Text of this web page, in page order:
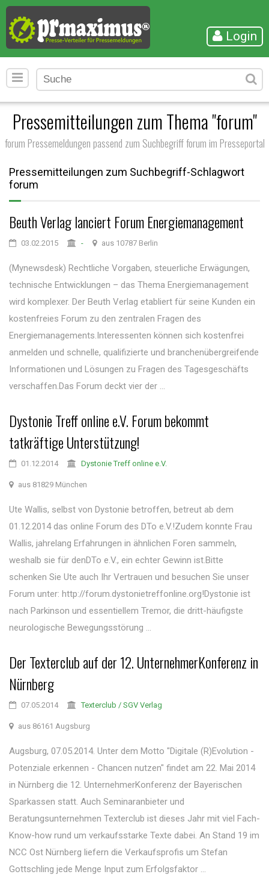
Login
Pressemitteilungen zum Thema "forum"
forum Pressemeldungen passend zum Suchbegriff forum im Presseportal
Pressemitteilungen zum Suchbegriff-Schlagwort
forum
Beuth Verlag lanciert Forum Energiemanagement
03.02.2015 - aus 10787 Berlin
(Mynewsdesk) Rechtliche Vorgaben, steuerliche Erwägungen,
technische Entwicklungen – das Thema Energiemanagement
wird komplexer. Der Beuth Verlag etabliert für seine Kunden ein
kostenfreies Forum zu den zentralen Fragen des
Energiemanagements.Interessenten können sich kostenfrei
anmelden und schnelle, qualifizierte und branchenübergreifende
Informationen und Lösungen zu Fragen des Tagesgeschäfts
verschaffen.Das Forum deckt vier der ...
Dystonie Treff online e.V. Forum bekommt
tatkräftige Unterstützung!
01.12.2014 Dystonie Treff online e.V.
aus 81829 München
Ute Wallis, selbst von Dystonie betroffen, betreut ab dem
01.12.2014 das online Forum des DTo e.V.!Zudem konnte Frau
Wallis, jahrelang Erfahrungen in ähnlichen Foren sammeln,
weshalb sie für denDTo e.V., ein echter Gewinn ist.Bitte
schenken Sie Ute auch Ihr Vertrauen und besuchen Sie unser
Forum unter: http://forum.dystonietreffonline.org!Dystonie ist
nach Parkinson und essentiellem Tremor, die dritt-häufigste
neurologische Bewegungsstörung ...
Der Texterclub auf der 12. UnternehmerKonferenz in
Nürnberg
07.05.2014 Texterclub / SGV Verlag
aus 86161 Augsburg
Augsburg, 07.05.2014. Unter dem Motto "Digitale (R)Evolution -
Potenziale erkennen - Chancen nutzen" findet am 22. Mai 2014
in Nürnberg die 12. UnternehmerKonferenz der Bayerischen
Sparkassen statt. Auch Seminaranbieter und
Beratungsunternehmen Texterclub ist dieses Jahr mit viel Fach-
Know-how rund um verkaufsstarke Texte dabei. An Stand 19 im
NCC Ost Nürnberg liefern die Verkaufsprofis um Stefan
Gottschling jede Menge Input zum Erfolgsfaktor ...